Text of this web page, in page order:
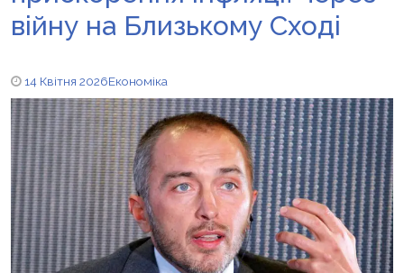
війну на Близькому Сході
14 Квітня 2026Економіка